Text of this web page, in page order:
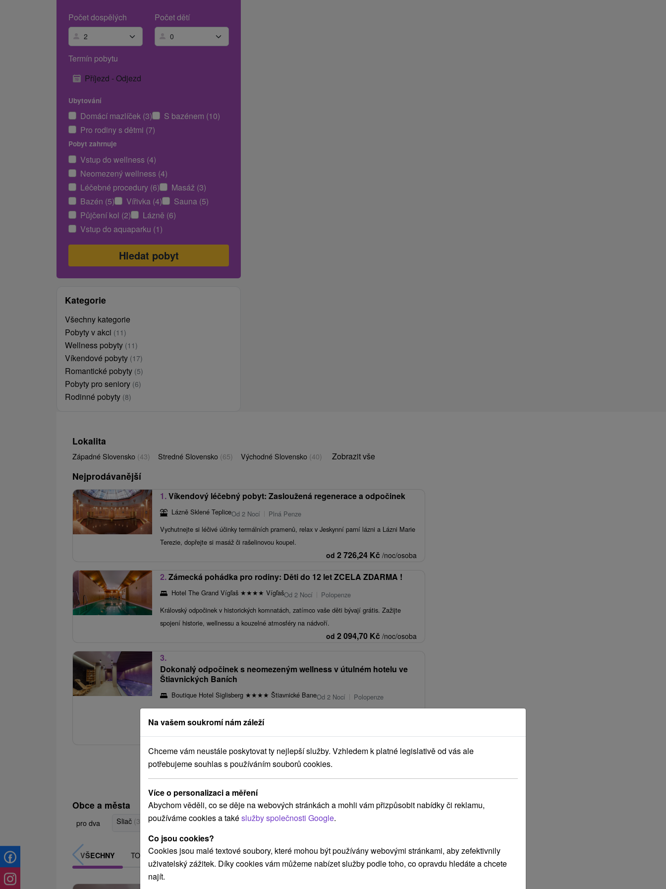
Počet dospělých
Počet dětí
Termín pobytu
Příjezd - Odjezd
Ubytování
Domácí mazlíček (3)
S bazénem (10)
Pro rodiny s dětmi (7)
Pobyt zahrnuje
Vstup do wellness (4)
Neomezený wellness (4)
Léčebné procedury (6)
Masáž (3)
Bazén (5)
Vířivka (4)
Sauna (5)
Půjčení kol (2)
Lázně (6)
Vstup do aquaparku (1)
Kategorie
Všechny kategorie
Pobyty v akci (11)
Wellness pobyty (11)
Víkendové pobyty (17)
Romantické pobyty (5)
Pobyty pro seniory (6)
Rodinné pobyty (8)
Lokalita
Západné Slovensko (43) Stredné Slovensko (65) Východné Slovensko (40) Zobrazit vše
Nejprodávanější
1.Víkendový léčebný pobyt: Zasloužená regenerace a odpočinek
Lázně Sklené TepliceOd 2 Nocí
Plná Penze
Vychutnejte si léčivé účinky termálních pramenů, relax v Jeskynní parní lázni a Lázni Marie
Terezie, dopřejte si masáž či rašelinovou koupel.
od 2 726,24 Kč /noc/osoba
2.Zámecká pohádka pro rodiny: Děti do 12 let ZCELA ZDARMA !
Hotel The Grand Vígľaš ★★★★ VígľašOd 2 Nocí
Polopenze
Královský odpočinek v historických komnatách, zatímco vaše děti bývají grátis. Zažijte
spojení historie, wellnessu a kouzelné atmosféry na nádvoří.
od 2 094,70 Kč /noc/osoba
3.
Dokonalý odpočinek s neomezeným wellness v útulném hotelu ve
Štiavnických Baních
Boutique Hotel Siglisberg ★★★★ Štiavnické BaneOd 2 Nocí
Polopenze
zpříjemní každý den vašeho odpočinku.
od1 909,12Kč /noc/osoba
Zobrazit více
Obce a města
pro dva Sliač (3) Sklené Teplice(3) Vyhne(2) Vígľaš(1) Štiavnické Bane
VŠECHNY TOP - NEJPRODÁVANĚJŠÍ NEJLEVNĚJŠÍ NEJDRAŽŠÍ PODLE HODNOCENÍ
Na vašem soukromí nám záleží
Chceme vám neustále poskytovat ty nejlepší služby. Vzhledem k platné legislativě od vás ale
potřebujeme souhlas s používáním souborů cookies.
Více o personalizaci a měření
Abychom věděli, co se děje na webových stránkách a mohli vám přizpůsobit nabídky či reklamu,
používáme cookies a takéslužby společnosti Google.
Co jsou cookies?
Cookies jsou malé textové soubory, které mohou být používány webovými stránkami, aby zefektivnily
uživatelský zážitek. Díky cookies vám můžeme nabízet služby podle toho, co opravdu hledáte a chcete
najít.